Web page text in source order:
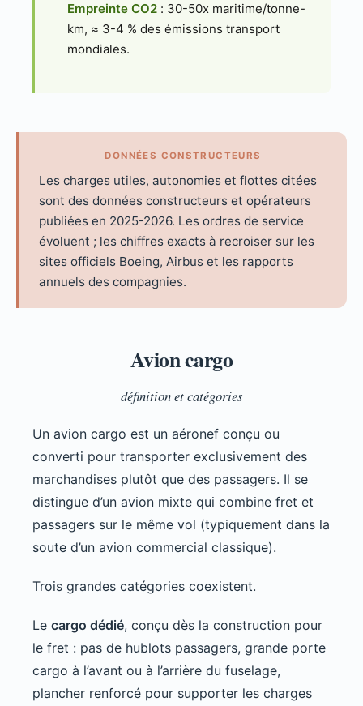
Empreinte CO2 : 30-50x maritime/tonne-
km, ≈ 3-4 % des émissions transport
mondiales.
DONNÉES CONSTRUCTEURS
Les charges utiles, autonomies et flottes citées
sont des données constructeurs et opérateurs
publiées en 2025-2026. Les ordres de service
évoluent ; les chiffres exacts à recroiser sur les
sites officiels Boeing, Airbus et les rapports
annuels des compagnies.
Avion cargo
définition et catégories
Un avion cargo est un aéronef conçu ou
converti pour transporter exclusivement des
marchandises plutôt que des passagers. Il se
distingue d’un avion mixte qui combine fret et
passagers sur le même vol (typiquement dans la
soute d’un avion commercial classique).
Trois grandes catégories coexistent.
Le cargo dédié, conçu dès la construction pour
le fret : pas de hublots passagers, grande porte
cargo à l’avant ou à l’arrière du fuselage,
plancher renforcé pour supporter les charges